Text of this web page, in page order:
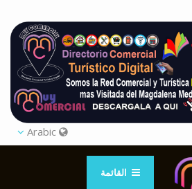
القائمة